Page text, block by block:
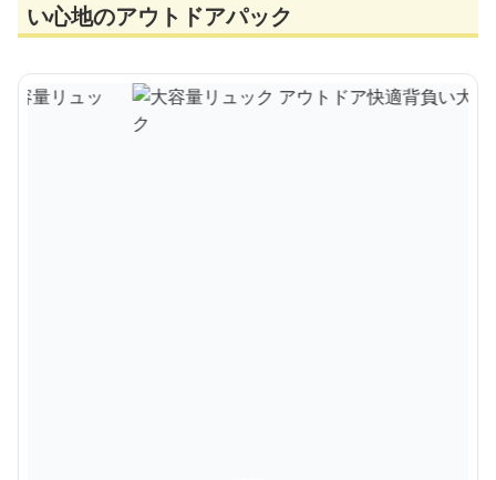
い心地のアウトドアパック